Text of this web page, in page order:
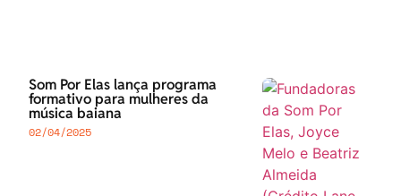
Som Por Elas lança programa
formativo para mulheres da
música baiana
02/04/2025